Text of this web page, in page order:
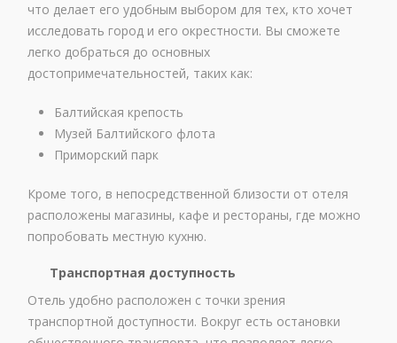
что делает его удобным выбором для тех, кто хочет
исследовать город и его окрестности. Вы сможете
легко добраться до основных
достопримечательностей, таких как:
Балтийская крепость
Музей Балтийского флота
Приморский парк
Кроме того, в непосредственной близости от отеля
расположены магазины, кафе и рестораны, где можно
попробовать местную кухню.
Транспортная доступность
Отель удобно расположен с точки зрения
транспортной доступности. Вокруг есть остановки